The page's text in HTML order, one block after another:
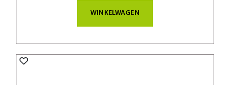
WINKELWAGEN